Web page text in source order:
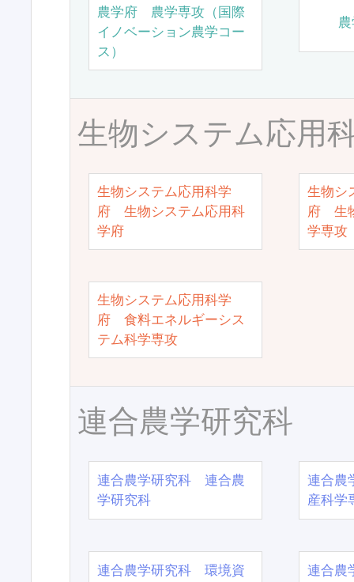
農学府 農学専攻（国際
イノベーション農学コー
ス）
生物システム応用
生物システム応用科学
府 生物システム応用科
学府
生物シ
府 生
学専攻
生物システム応用科学
府 食料エネルギーシス
テム科学専攻
連合農学研究科
連合農学研究科 連合農
学研究科
連合農
産科学
連合農学研究科 環境資
連合農